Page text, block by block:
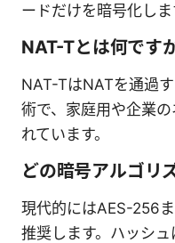
ードだけを暗号化しま
NAT-Tとは何です
NAT-TはNATを通過
術で、家庭用や企業
れています。
どの暗号アルゴリ
現代的にはAES-256
推奨します。ハッシ